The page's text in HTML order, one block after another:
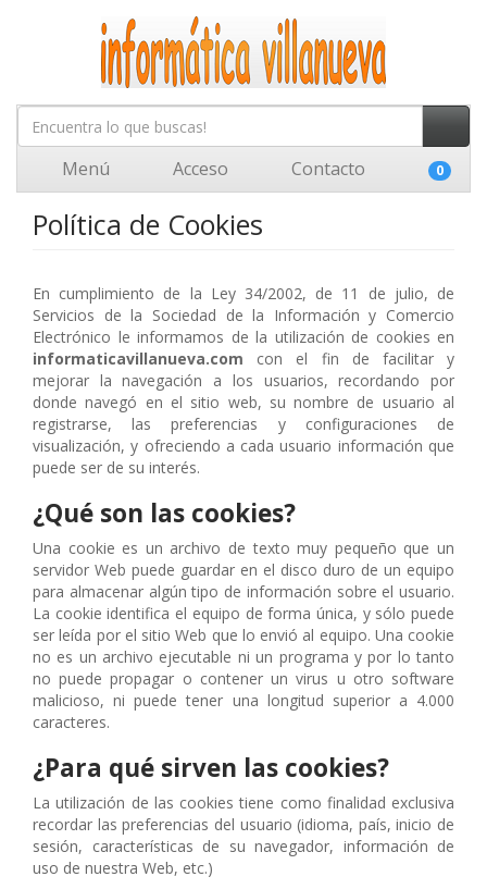
Menú Acceso Contacto 0
Política de Cookies
En cumplimiento de la Ley 34/2002, de 11 de julio, de
Servicios de la Sociedad de la Información y Comercio
Electrónico le informamos de la utilización de cookies en
informaticavillanueva.com con el fin de facilitar y
mejorar la navegación a los usuarios, recordando por
donde navegó en el sitio web, su nombre de usuario al
registrarse, las preferencias y configuraciones de
visualización, y ofreciendo a cada usuario información que
puede ser de su interés.
¿Qué son las cookies?
Una cookie es un archivo de texto muy pequeño que un
servidor Web puede guardar en el disco duro de un equipo
para almacenar algún tipo de información sobre el usuario.
La cookie identifica el equipo de forma única, y sólo puede
ser leída por el sitio Web que lo envió al equipo. Una cookie
no es un archivo ejecutable ni un programa y por lo tanto
no puede propagar o contener un virus u otro software
malicioso, ni puede tener una longitud superior a 4.000
caracteres.
¿Para qué sirven las cookies?
La utilización de las cookies tiene como finalidad exclusiva
recordar las preferencias del usuario (idioma, país, inicio de
sesión, características de su navegador, información de
uso de nuestra Web, etc.)